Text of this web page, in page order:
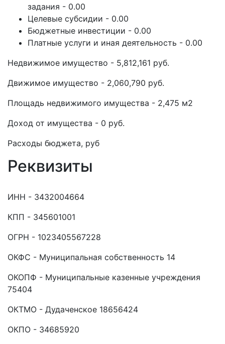
задания - 0.00
Целевые субсидии - 0.00
Бюджетные инвестиции - 0.00
Платные услуги и иная деятельность - 0.00
Недвижимое имущество - 5,812,161 руб.
Движимое имущество - 2,060,790 руб.
Площадь недвижимого имущества - 2,475 м2
Доход от имущества - 0 руб.
Расходы бюджета, руб
Реквизиты
ИНН - 3432004664
КПП - 345601001
ОГРН - 1023405567228
ОКФС - Муниципальная собственность 14
ОКОПФ - Муниципальные казенные учреждения
75404
ОКТМО - Дудаченское 18656424
ОКПО - 34685920